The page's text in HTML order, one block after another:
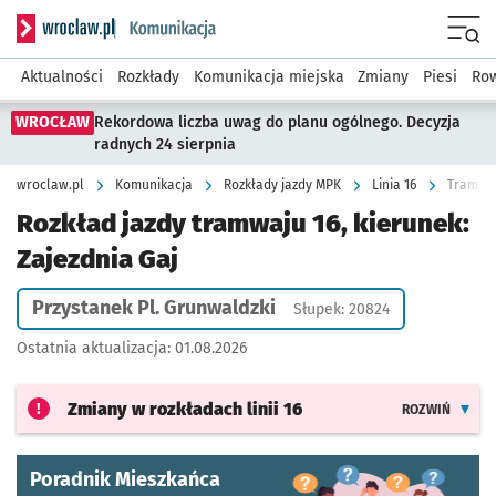
Serwis informacyjny wroclaw.pl podserwis: Komunikacja
Aktualności Rozkłady Komunikacja miejska Zmiany Piesi
WROCŁAW Rekordowa liczba uwag do planu ogólnego. Decyzja
radnych 24 sierpnia
wroclaw.pl Komunikacja Rozkłady jazdy MPK Linia 16
Rozkład jazdy tramwaju 16, kierunek:
Zajezdnia Gaj
Przystanek Pl. Grunwaldzki Słupek: 20824
Ostatnia aktualizacja: 01.08.2026
Zmiany w rozkładach linii 16 ROZWIŃ
Poradnik Mieszkańca